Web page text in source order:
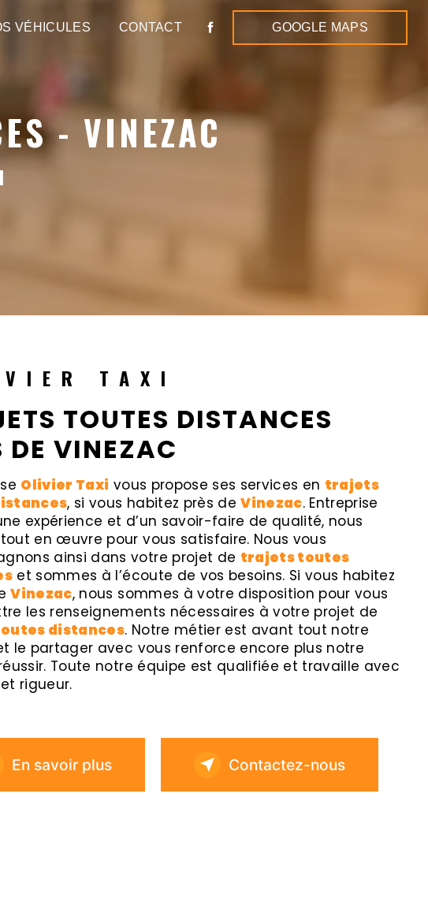
VÉHICULES CONTACT GOOGLE MAPS
- VINEZAC
TAXI
TOUTES DISTANCES
DE VINEZAC
Olivier Taxi vous propose ses services en trajets
, si vous habitez près deVinezac. Entreprise
expérience et d’un savoir-faire de qualité, nous
en œuvre pour vous satisfaire. Nous vous
ainsi dans votre projet de trajets toutes
et sommes à l’écoute de vos besoins. Si vous habitez
Vinezac, nous sommes à votre disposition pour vous
les renseignements nécessaires à votre projet de
distances. Notre métier est avant tout notre
le partager avec vous renforce encore plus notre
Toute notre équipe est qualifiée et travaille avec
rigueur.
En savoir plus Contactez-nous